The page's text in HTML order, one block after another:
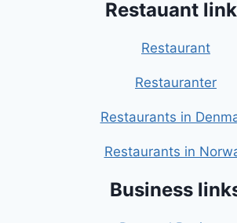
Restauant
Restaurant
Restauranter
Restaurants in
Restaurants in
Business